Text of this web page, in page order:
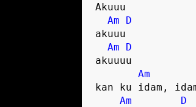
Akuuu
Am
D
akuuu
Am
D
akuuuu
Am
kan ku idam,
Am
D